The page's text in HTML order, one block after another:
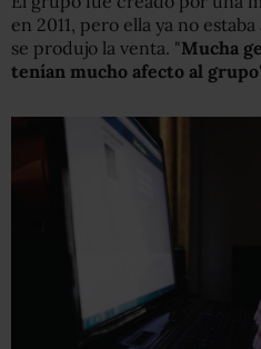
en 2011, pero ella ya no
se produjo la venta. "Mucha
tenían mucho afecto al grupo